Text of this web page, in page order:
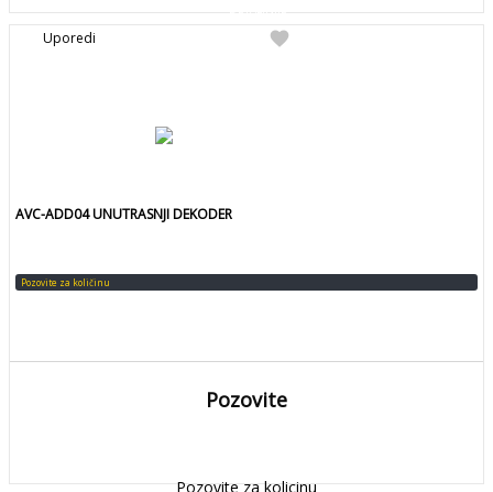
DETALJNIJE
Detaljnijefavorite
Uporedi
AVC-ADD04 UNUTRASNJI DEKODER
Pozovite za količinu
Pozovite
Pozovite za kolicinu